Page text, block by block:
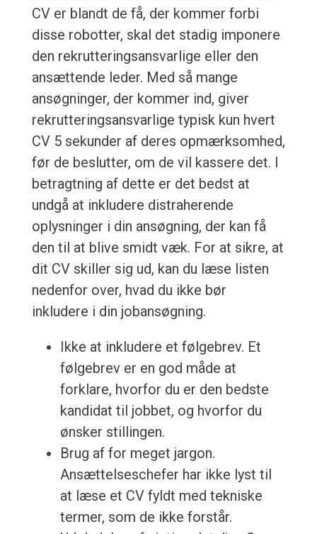
CV er blandt de få, der kommer forbi
disse robotter, skal det stadig imponere
den rekrutteringsansvarlige eller den
ansættende leder. Med så mange
ansøgninger, der kommer ind, giver
rekrutteringsansvarlige typisk kun hvert
CV 5 sekunder af deres opmærksomhed,
før de beslutter, om de vil kassere det. I
betragtning af dette er det bedst at
undgå at inkludere distraherende
oplysninger i din ansøgning, der kan få
den til at blive smidt væk. For at sikre, at
dit CV skiller sig ud, kan du læse listen
nedenfor over, hvad du ikke bør
inkludere i din jobansøgning.
Ikke at inkludere et følgebrev. Et
følgebrev er en god måde at
forklare, hvorfor du er den bedste
kandidat til jobbet, og hvorfor du
ønsker stillingen.
Brug af for meget jargon.
Ansættelseschefer har ikke lyst til
at læse et CV fyldt med tekniske
termer, som de ikke forstår.